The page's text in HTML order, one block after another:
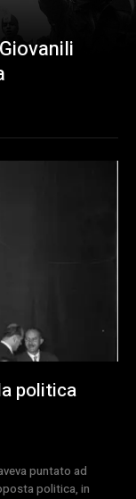
politica
puntato ad
politica, in